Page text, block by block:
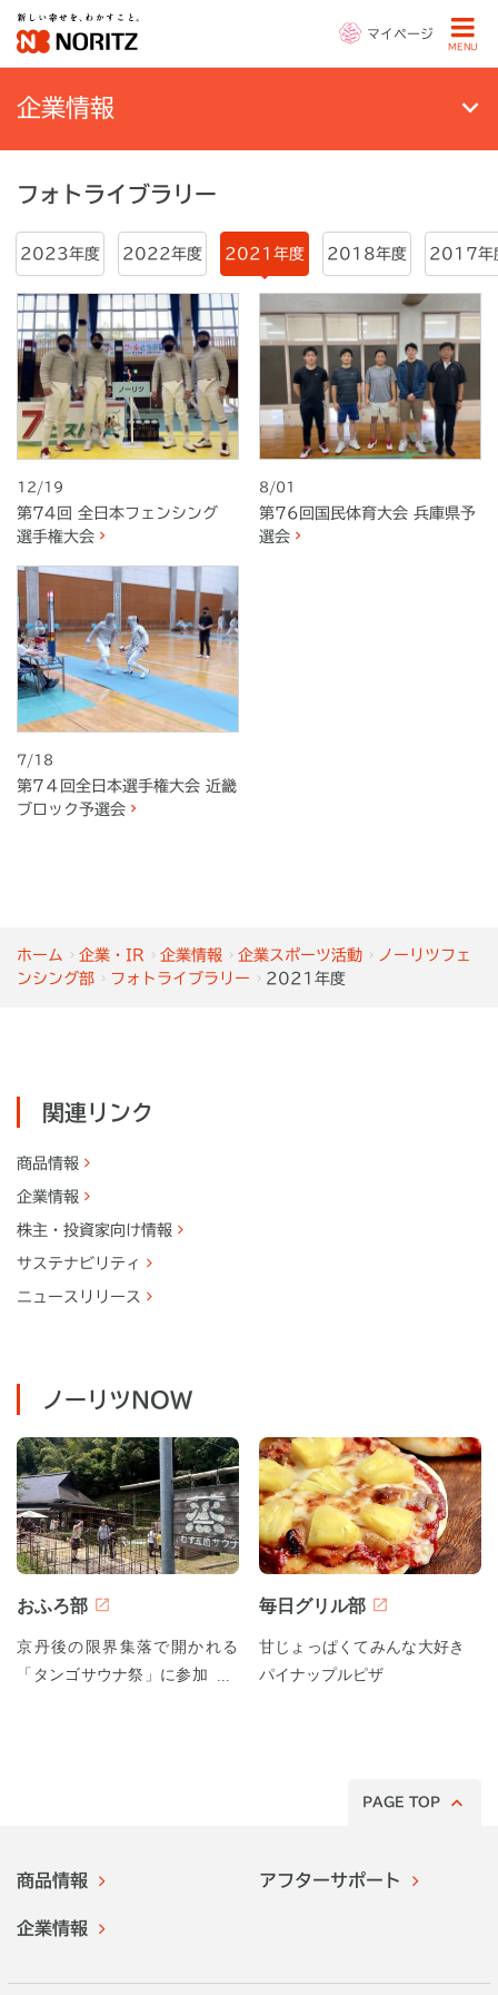
マイページ
MENU
ホーム 企業・IR 企業情報 企業スポーツ活動
ノーリツフェ
ンシング部
フォトライブラリー 2021年度
企業情報
フォトライブラリー
2023年度 2022年度 2021年度 2018年度 2017年
12/19
第74回 全日本フェンシング
選手権大会
8/01
第76回国民体育大会 兵庫県予
選会
7/18
第7４回全日本選手権大会 近畿
ブロック予選会
関連リンク
商品情報
企業情報
株主・ 投資家向け情報
サステナビリティ
ニュースリリース
ノーリツNOW
おふろ部
京丹後の限界集落で開かれる
「タンゴサウナ祭」に参加して
毎日グリル部
甘じょっぱくてみんな大好き
パイナップルピザ
PAGE TOP
商品情報 アフターサポート
企業情報